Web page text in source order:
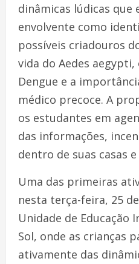
dinâmicas lúdicas que
envolvente como
possíveis criadouros
vida do Aedes
Dengue e a
médico precoce. A
os estudantes em
das informações,
dentro de suas casas
Uma das primeiras
nesta terça-feira, 25
Unidade de Educação
Sol, onde as crianças
ativamente das